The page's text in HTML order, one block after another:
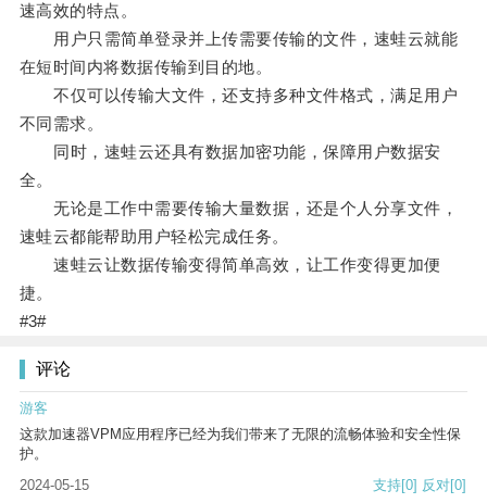
速高效的特点。
用户只需简单登录并上传需要传输的文件，速蛙云就能
在短时间内将数据传输到目的地。
不仅可以传输大文件，还支持多种文件格式，满足用户
不同需求。
同时，速蛙云还具有数据加密功能，保障用户数据安
全。
无论是工作中需要传输大量数据，还是个人分享文件，
速蛙云都能帮助用户轻松完成任务。
速蛙云让数据传输变得简单高效，让工作变得更加便
捷。
#3#
评论
游客
这款加速器VPM应用程序已经为我们带来了无限的流畅体验和安全性保
护。
2024-05-15
支持[0] 反对[0]